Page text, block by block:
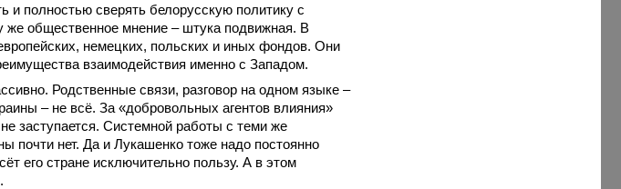
и полностью сверять белорусскую политику с
же общественное мнение – штука подвижная. В
немецких, польских и иных фондов. Они
взаимодействия именно с Западом.
Родственные связи, разговор на одном языке –
– не всё. За «добровольных агентов влияния»
заступается. Системной работы с теми же
почти нет. Да и Лукашенко тоже надо постоянно
его стране исключительно пользу. А в этом